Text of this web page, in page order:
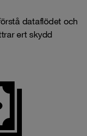
dataflödet och
ert skydd